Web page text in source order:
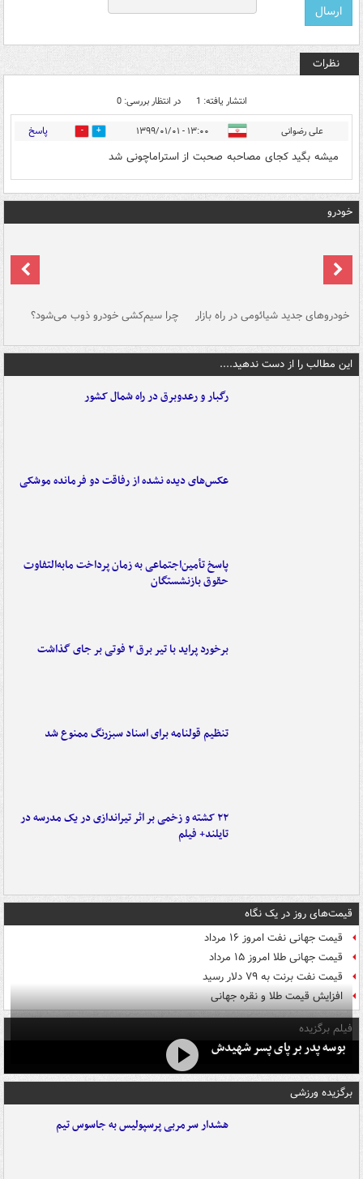
نظرات
انتشار یافته: 1 در انتظار بررسی: 0
علی رضوانی ۱۳:۰۰ - ۱۳۹۹/۰۱/۰۱ 0 پاسخ
میشه بگید کجای مصاحبه صحبت از استراماچونی شد
خودرو
خودروهای جدید شیائومی در راه بازار چرا سیم‌کشی خودرو ذوب می‌شود؟
این مطالب را از دست ندهید....
رگبار و رعدوبرق در راه شمال کشور
عکس‌های دیده نشده از رفاقت دو فرمانده‌ موشکی
پاسخ تأمین‌اجتماعی به زمان پرداخت مابه‌التفاوت
حقوق بازنشستگان
برخورد پراید با تیر برق ۲ فوتی بر جای گذاشت
تنظیم قولنامه برای اسناد سبزرنگ ممنوع شد
۲۲ کشته و زخمی بر اثر تیراندازی در یک مدرسه در
تایلند+ فیلم
قیمت‌های روز در یک نگاه
قیمت جهانی نفت امروز ۱۶ مرداد
قیمت جهانی طلا امروز ۱۵ مرداد
قیمت نفت برنت به ۷۹ دلار رسید
افزایش قیمت طلا و نقره جهانی
فیلم برگزیده
بوسه‌ پدر بر پای پسر شهیدش
برگزیده ورزشی
هشدار سرمربی پرسپولیس به جاسوس تیم